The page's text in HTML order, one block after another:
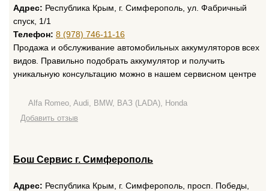
Адрес: Республика Крым, г. Симферополь, ул. Фабричный
спуск, 1/1
Телефон: 8 (978) 746-11-16
Продажа и обслуживание автомобильных аккумуляторов всех
видов. Правильно подобрать аккумулятор и получить
уникальную консультацию можно в нашем сервисном центре
Alfa Romeo, Audi, BMW, ВАЗ (LADA), Honda
Добавить отзыв
Бош Сервис г. Симферополь
Адрес: Республика Крым, г. Симферополь, просп. Победы,